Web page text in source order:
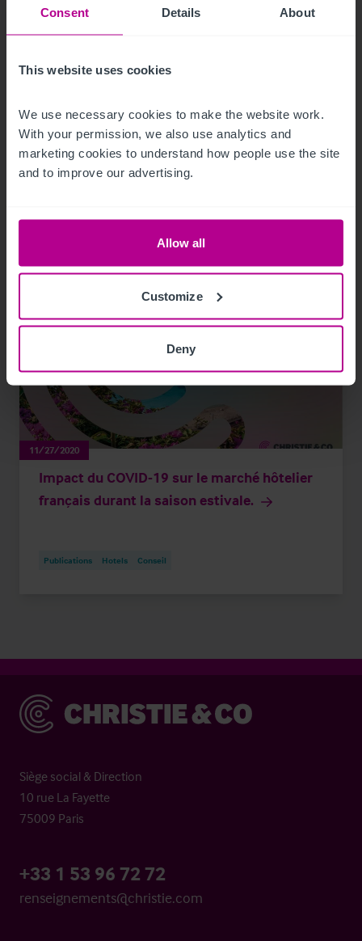
Consent Details About
This website uses cookies
We use necessary cookies to make the website work.
With your permission, we also use analytics and
marketing cookies to understand how people use the site
and to improve our advertising.
Allow all
Customize
Deny
12/9/2020
(rapport en anglais)
Publications Hotels Conseil
11/27/2020
Impact du COVID-19 sur le marché hôtelier
français durant la saison estivale.
Publications Hotels Conseil
Christie & Co
Siège social & Direction
10 rue La Fayette
75009 Paris
+33 1 53 96 72 72
renseignements@christie.com